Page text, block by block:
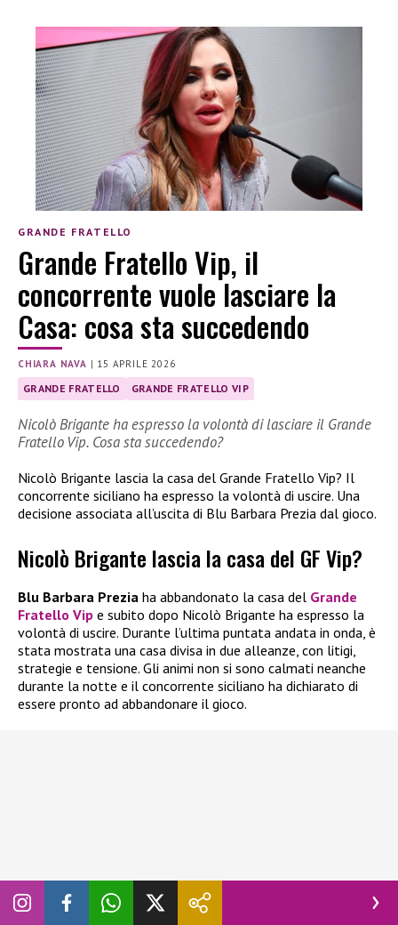
GRANDE FRATELLO
Grande Fratello Vip, il
concorrente vuole lasciare la
Casa: cosa sta succedendo
CHIARA NAVA | 15 APRILE 2026
GRANDE FRATELLO GRANDE FRATELLO VIP
Nicolò Brigante ha espresso la volontà di lasciare il Grande
Fratello Vip. Cosa sta succedendo?
Nicolò Brigante lascia la casa del Grande Fratello Vip? Il
concorrente siciliano ha espresso la volontà di uscire. Una
decisione associata all’uscita di Blu Barbara Prezia dal gioco.
Nicolò Brigante lascia la casa del GF Vip?
Blu Barbara Prezia ha abbandonato la casa del Grande
Fratello Vip e subito dopo Nicolò Brigante ha espresso la
volontà di uscire. Durante l’ultima puntata andata in onda, è
stata mostrata una casa divisa in due alleanze, con litigi,
strategie e tensione. Gli animi non si sono calmati neanche
durante la notte e il concorrente siciliano ha dichiarato di
essere pronto ad abbandonare il gioco.